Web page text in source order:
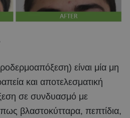
είναι μία μη
και αποτελεσματική
σε συνδυασμό με
βλαστοκύτταρα, πεπτίδια,